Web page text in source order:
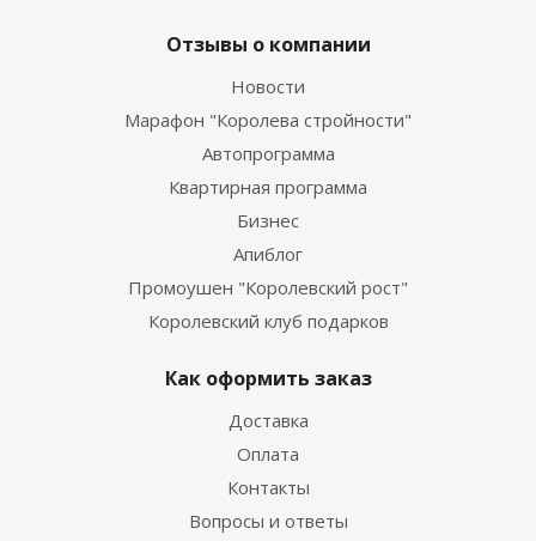
Отзывы о компании
Новости
Марафон "Королева стройности"
Автопрограмма
Квартирная программа
Бизнес
Апиблог
Промоушен "Королевский рост"
Королевский клуб подарков
Как оформить заказ
Доставка
Оплата
Контакты
Вопросы и ответы